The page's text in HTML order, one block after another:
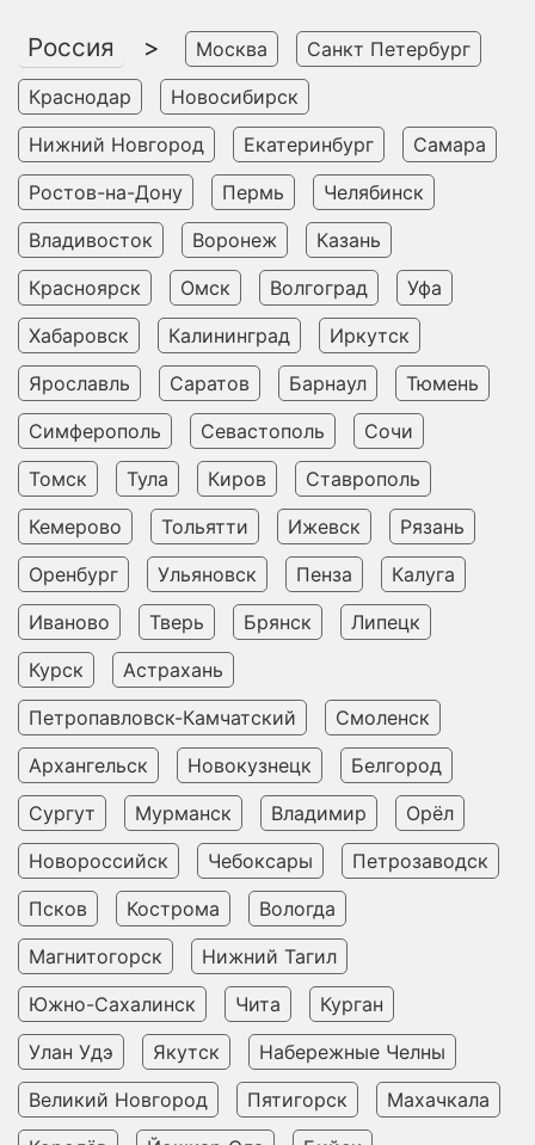
Россия > Москва
Санкт Петербург
Краснодар
Новосибирск
Нижний Новгород
Екатеринбург
Самара
Ростов-на-Дону
Пермь
Челябинск
Владивосток
Воронеж
Казань
Красноярск
Омск Волгоград
Уфа
Хабаровск
Калининград
Иркутск
Ярославль
Саратов Барнаул
Тюмень
Симферополь
Севастополь
Сочи
Томск
Тула Киров
Ставрополь
Кемерово
Тольятти Ижевск
Рязань
Оренбург
Ульяновск Пенза
Калуга
Иваново
Тверь Брянск
Липецк
Курск
Астрахань
Петропавловск-Камчатский
Смоленск
Архангельск
Новокузнецк
Белгород
Сургут
Мурманск Владимир
Орёл
Новороссийск
Чебоксары
Петрозаводск
Псков
Кострома
Вологда
Магнитогорск
Нижний Тагил
Южно-Сахалинск
Чита
Курган
Улан Удэ
Якутск
Набережные Челны
Великий Новгород
Пятигорск
Махачкала